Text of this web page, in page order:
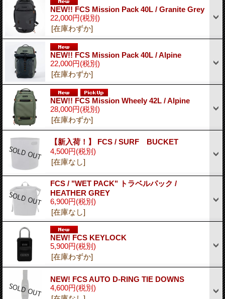
NEW!! FCS Mission Pack 40L / Granite Grey
22,000円(税別)
[在庫わずか]
NEW!! FCS Mission Pack 40L / Alpine
22,000円(税別)
[在庫わずか]
NEW!! FCS Mission Wheely 42L / Alpine
28,000円(税別)
[在庫わずか]
【新入荷！】 FCS / SURF BUCKET
4,500円(税別)
[在庫なし]
FCS / "WET PACK" トラベルパック /
HEATHER GREY
6,900円(税別)
[在庫なし]
NEW! FCS KEYLOCK
5,900円(税別)
[在庫わずか]
NEW! FCS AUTO D-RING TIE DOWNS
4,600円(税別)